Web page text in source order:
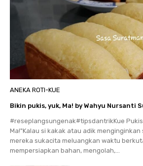
ANEKA ROTI-KUE
Bikin pukis, yuk, Ma! by Wahyu Nursanti
#reseplangsungenak#tipsdantrikKue
Ma!"Kalau si kakak atau adik
mereka sukacita meluangkan waktu
mempersiapkan bahan, mengolah,...